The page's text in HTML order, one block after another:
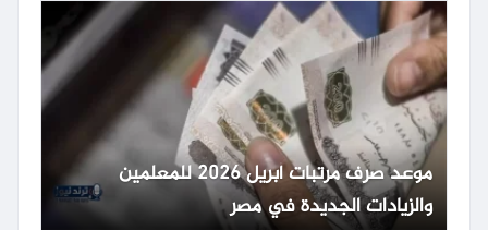
موعد صرف مرتبات أبريل 2026 للمعلمين
والزيادات الجديدة في مصر